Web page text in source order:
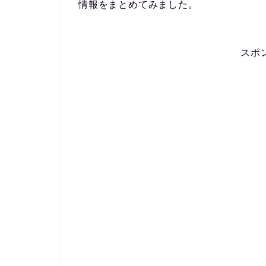
情報をまとめてみました。
スポ